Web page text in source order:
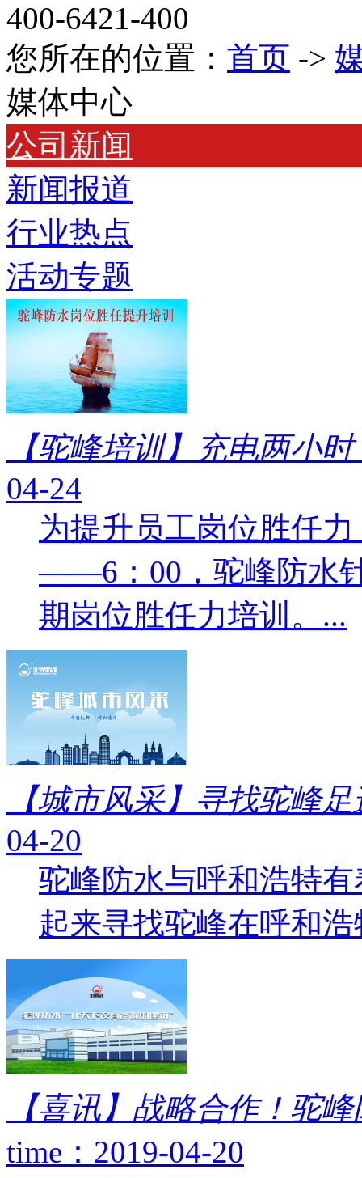
400-6421-400
您所在的位置： 首页 ->
媒体中心
公司新闻
新闻报道
行业热点
活动专题
【驼峰培训】充电两小
04-24
为提升员工岗位胜任
——6：00，驼峰防水
期岗位胜任力培训。...
【城市风采】寻找驼峰
04-20
驼峰防水与呼和浩特
起来寻找驼峰在呼和
【喜讯】战略合作！驼
time：2019-04-20